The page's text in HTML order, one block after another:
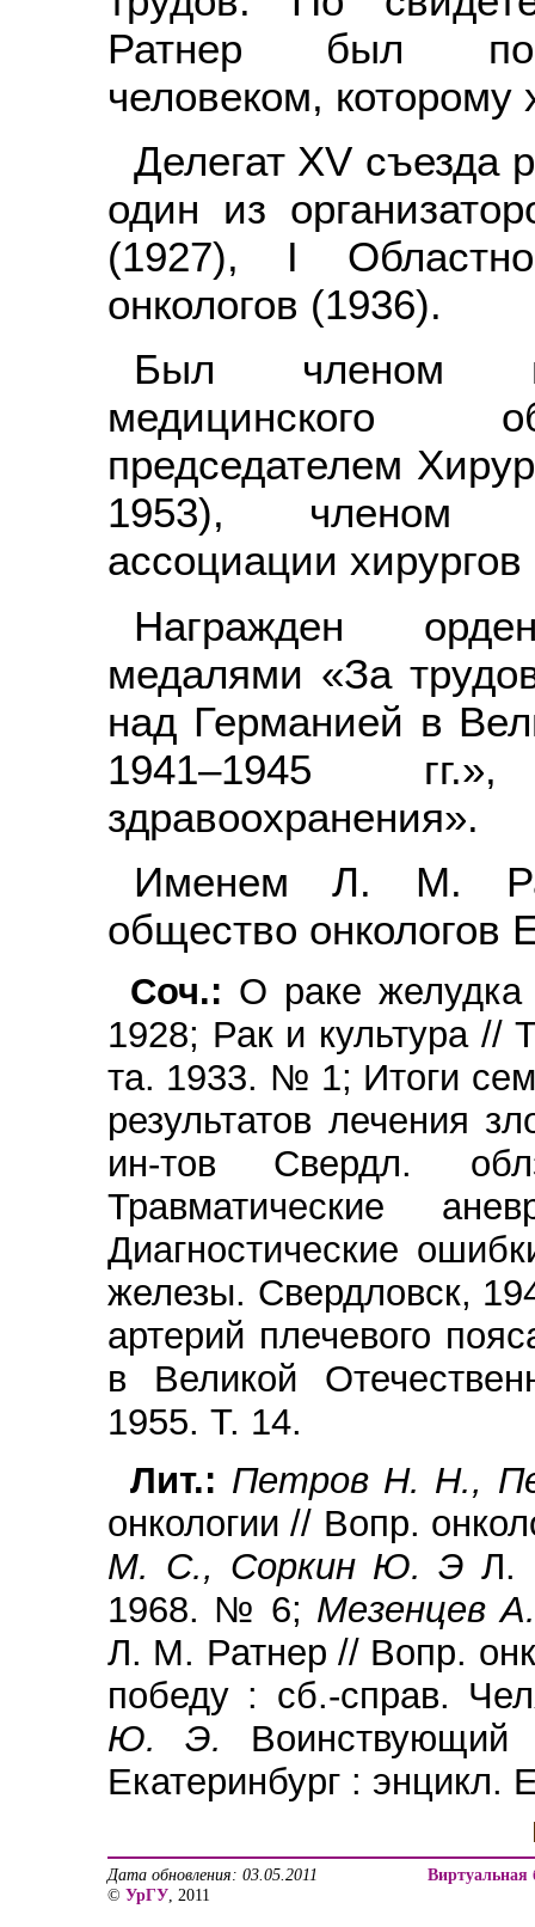
Ратнер был по-
человеком, которому
Делегат XV съезда
один из
(1927), I
онкологов (1936).
Был членом
медицинского
председателем
1953), членом
ассоциации
Награжден
медалями «За
над Германией в
1941–1945
здравоохранения».
Именем Л. М.
общество онкологов
Соч.: О раке
1928; Рак и культура //
та. 1933. № 1; Итоги
результатов лечения
ин-тов Свердл.
Травматические
Диагностические
железы. Свердловск,
артерий плечевого
в Великой
1955. Т. 14.
Лит.: Петров Н. Н.,
онкологии // Вопр.
М. С., Соркин Ю. Э Л.
1968. № 6; Мезенцев
Л. М. Ратнер // Вопр.
победу : сб.-справ.
Ю. Э. Воинствующий
Екатеринбург : энцикл.
Дата обновления: 03.05.2011
© УрГУ , 2011
Виртуальная